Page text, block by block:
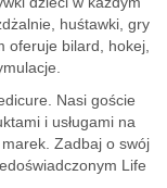
huśtawki, gry
oferuje bilard, hokej,
Nasi goście
i usługami na
Zadbaj o swój
Life